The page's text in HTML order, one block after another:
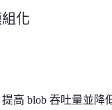
化
提高 blob 吞吐量並降